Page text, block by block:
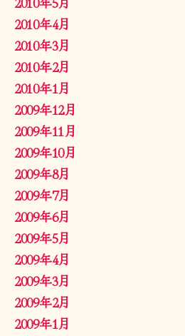
2010年4月
2010年3月
2010年2月
2010年1月
2009年12月
2009年11月
2009年10月
2009年8月
2009年7月
2009年6月
2009年5月
2009年4月
2009年3月
2009年2月
2009年1月